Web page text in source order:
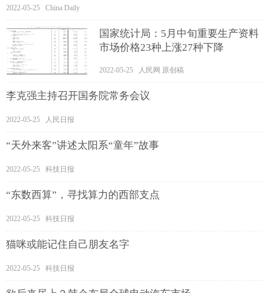
2022-05-25 China Daily
国家统计局：5月中旬重要生产资料
市场价格23种上涨27种下降
2022-05-25 人民网 原创稿
李克强主持召开国务院常务会议
2022-05-25 人民日报
“天外来客”讲述太阳系“童年”故事
2022-05-25 科技日报
“东数西算”，寻找算力的西部支点
2022-05-25 科技日报
猫咪或能记住自己朋友名字
2022-05-25 科技日报